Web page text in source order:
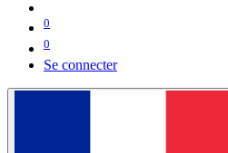
0
0
Se connecter